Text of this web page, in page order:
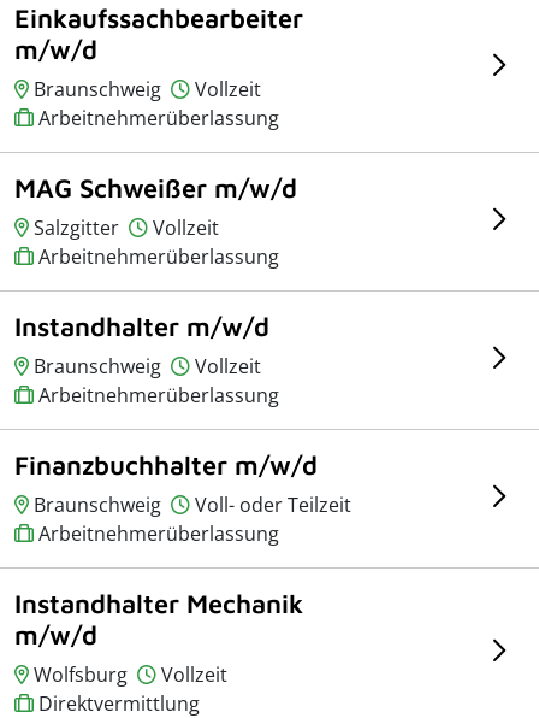
Einkaufssachbearbeiter
m/w/d
Braunschweig
Vollzeit
Arbeitnehmerüberlassung
MAG Schweißer m/w/d
Salzgitter
Vollzeit
Arbeitnehmerüberlassung
Instandhalter m/w/d
Braunschweig
Vollzeit
Arbeitnehmerüberlassung
Finanzbuchhalter m/w/d
Braunschweig
Voll- oder Teilzeit
Arbeitnehmerüberlassung
Instandhalter Mechanik
m/w/d
Wolfsburg
Vollzeit
Direktvermittlung